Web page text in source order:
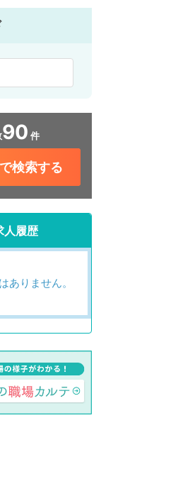
90 件
検索する
人履歴
ありません。